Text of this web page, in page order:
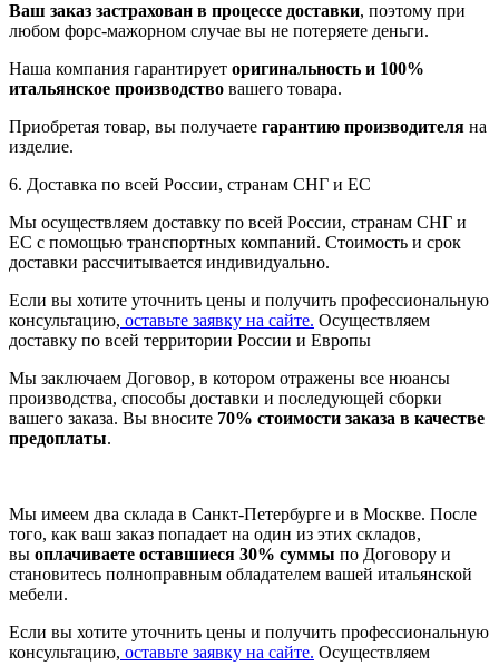
Ваш заказ застрахован в процессе доставки, поэтому при
любом форс-мажорном случае вы не потеряете деньги.
Наша компания гарантирует оригинальность и 100%
итальянское производство вашего товара.
Приобретая товар, вы получаете гарантию производителя на
изделие.
6. Доставка по всей России, странам СНГ и ЕС
Мы осуществляем доставку по всей России, странам СНГ и
ЕС с помощью транспортных компаний. Стоимость и срок
доставки рассчитывается индивидуально.
Если вы хотите уточнить цены и получить профессиональную
консультацию, оставьте заявку на сайте. Осуществляем
доставку по всей территории России и Европы
Мы заключаем Договор, в котором отражены все нюансы
производства, способы доставки и последующей сборки
вашего заказа. Вы вносите 70% стоимости заказа в качестве
предоплаты.
Мы имеем два склада в Санкт-Петербурге и в Москве. После
того, как ваш заказ попадает на один из этих складов,
вы оплачиваете оставшиеся 30% суммы по Договору и
становитесь полноправным обладателем вашей итальянской
мебели.
Если вы хотите уточнить цены и получить профессиональную
консультацию, оставьте заявку на сайте. Осуществляем